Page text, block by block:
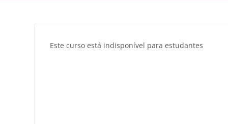
Este curso está indisponível para estudantes